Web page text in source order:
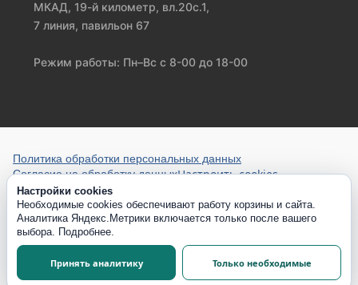
МКАД, 19-й километр, вл.20с.1,
7 линия, павильон 67
Режим работы: Пн–Вс с 8-00 до 18-00
Политика обработки персональных данных
Согласие на обработку данныхНастроить cookies
Настройки cookies
Необходимые cookies обеспечивают работу корзины и сайта.
Аналитика Яндекс.Метрики включается только после вашего
выбора. Подробнее.
Принять аналитику Только необходимые